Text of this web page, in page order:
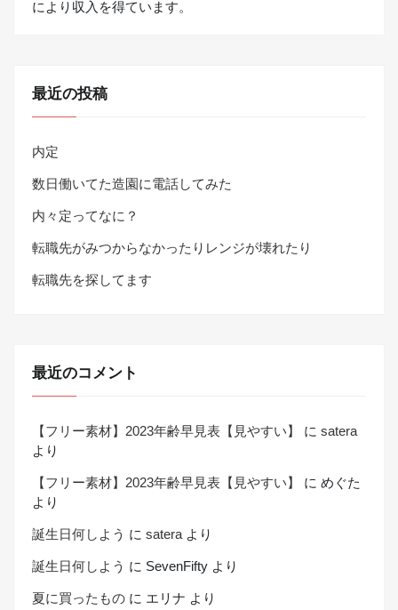
により収入を得ています。
最近の投稿
内定
数日働いてた造園に電話してみた
内々定ってなに？
転職先がみつからなかったりレンジが壊れたり
転職先を探してます
最近のコメント
【フリー素材】2023年齢早見表【見やすい】 に satera
より
【フリー素材】2023年齢早見表【見やすい】 に めぐた
より
誕生日何しよう に satera より
誕生日何しよう に SevenFifty より
夏に買ったもの に エリナ より